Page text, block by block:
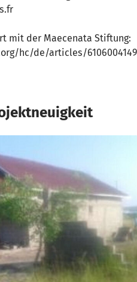
mit der Maecenata Stiftung:
hc/de/articles/